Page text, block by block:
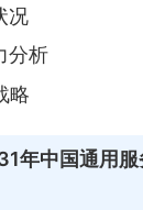
况
分析
略
年中国通用服